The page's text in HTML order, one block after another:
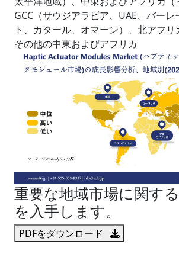
GCC（サウジアラビア、UAE、バー
ト、カタール、オマーン）、北アフリ
その他の中東およびアフリカ
重要な地域市場に関す
を入手します。
PDFをダウンロード